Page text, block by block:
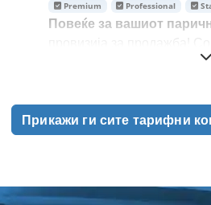
Premium Professional
Повеќе за вашиот
фиксна цена, сите
Прикажи ги сите тарифни